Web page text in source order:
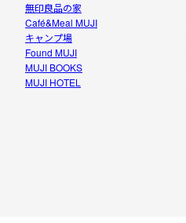
無印良品の家
Café&Meal MUJI
キャンプ場
Found MUJI
MUJI BOOKS
MUJI HOTEL